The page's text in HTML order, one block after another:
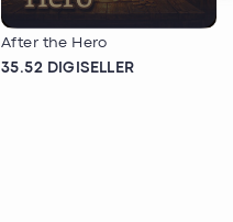
After the Hero
35.52 DIGISELLER